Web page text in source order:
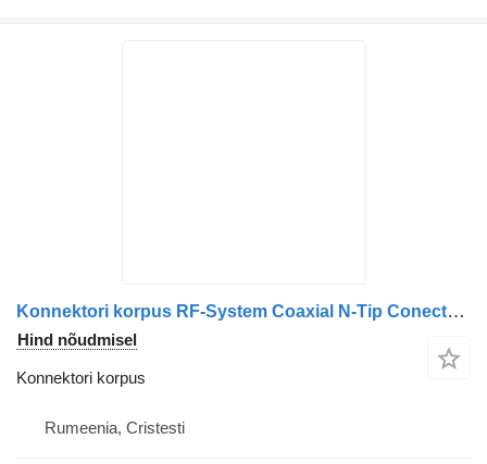
Konnektori korpus RF-System Coaxial N-Tip Conector Mama pentru Cablu tüübi jaoks veoauto
Hind nõudmisel
Konnektori korpus
Rumeenia, Cristesti